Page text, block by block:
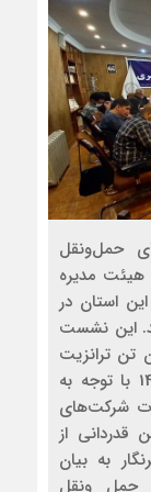
حمل‌و‌نقل
هیئت مدیره
استان در
شد. این نشست
تحقق 20 میلیون تن ترانزیت
کالا از مسیر کریدورهای ایران در سال 1401 با توجه به
شرکت‌های
از
به بیان
حمل ونقل